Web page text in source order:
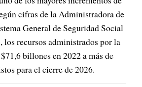
cifras de la Administradora de
General de Seguridad Social
los recursos administrados por la
billones en 2022 a más de
para el cierre de 2026.